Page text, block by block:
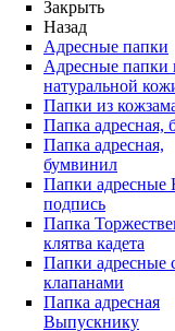
Закрыть
Назад
Адресные папки
Адресные папки
натуральной
Папки из
Папка адресная,
Папка адресная,
бумвинил
Папки адресные
подпись
Папка
клятва кадета
Папки адресные
клапанами
Папка адресная
Выпускнику